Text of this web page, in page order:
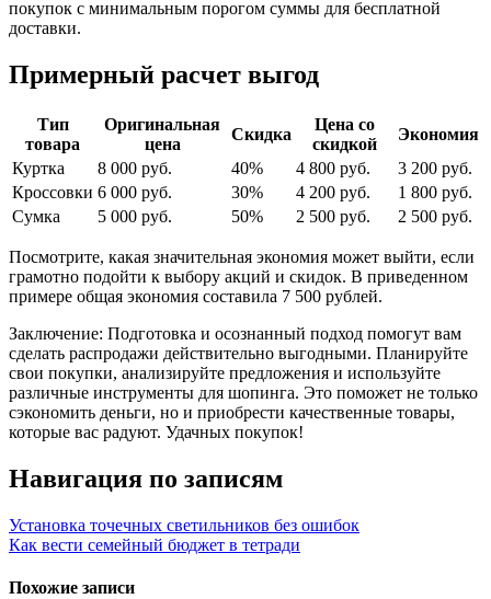
покупок с минимальным порогом суммы для бесплатной
доставки.
Примерный расчет выгод
Тип
товара
Оригинальная
цена
Скидка
Цена со
скидкой
Экономия
Куртка
8 000 руб. 40% 4 800 руб.
3 200 руб.
Кроссовки 6 000 руб. 30% 4 200 руб.
1 800 руб.
Сумка
5 000 руб. 50% 2 500 руб. 2 500 руб.
Посмотрите, какая значительная экономия может выйти, если
грамотно подойти к выбору акций и скидок. В приведенном
примере общая экономия составила 7 500 рублей.
Заключение: Подготовка и осознанный подход помогут вам
сделать распродажи действительно выгодными. Планируйте
свои покупки, анализируйте предложения и используйте
различные инструменты для шопинга. Это поможет не только
сэкономить деньги, но и приобрести качественные товары,
которые вас радуют. Удачных покупок!
Навигация по записям
Установка точечных светильников без ошибок
Как вести семейный бюджет в тетради
Похожие записи